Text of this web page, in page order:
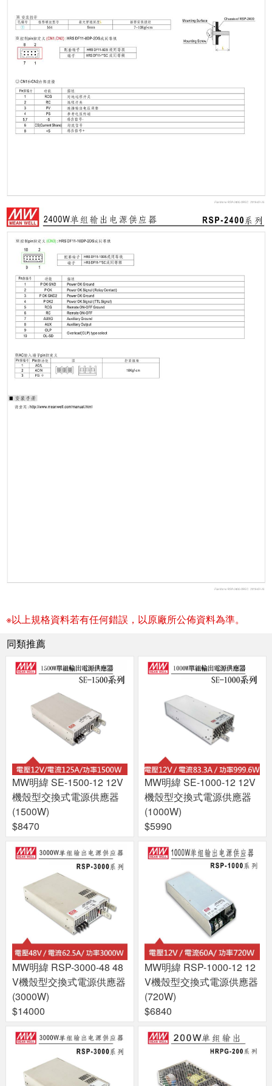
※以上規格資料若有任何錯誤，以原廠所公佈資料為準。
同類推薦
MW明緯 SE-1500-12 12V
機殼型交換式電源供應器
(1500W)
$8470
MW明緯 SE-1000-12 12V
機殼型交換式電源供應器
(1000W)
$5990
MW明緯 RSP-3000-48 48
V機殼型交換式電源供應器
(3000W)
$14000
MW明緯 RSP-1000-12 12
V機殼型交換式電源供應器
(720W)
$6840